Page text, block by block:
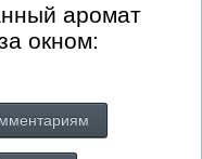
аромат
окном: